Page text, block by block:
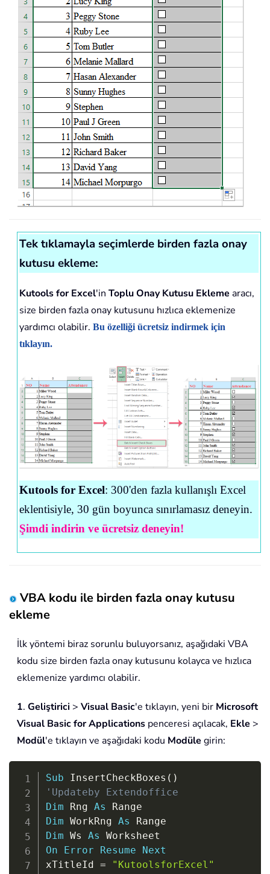
Tek tıklamayla seçimlerde birden fazla onay
kutusu ekleme:
Kutools for Excel'in Toplu Onay Kutusu Ekleme aracı,
size birden fazla onay kutusunu hızlıca eklemenize
yardımcı olabilir. Bu özelliği ücretsiz indirmek için
tıklayın.
Kutools for Excel: 300'den fazla kullanışlı Excel
eklentisiyle, 30 gün boyunca sınırlamasız deneyin.
Şimdi indirin ve ücretsiz deneyin!
VBA kodu ile birden fazla onay kutusu
ekleme
İlk yöntemi biraz sorunlu buluyorsanız, aşağıdaki VBA
kodu size birden fazla onay kutusunu kolayca ve hızlıca
eklemenize yardımcı olabilir.
1. Geliştirici > Visual Basic'e tıklayın, yeni bir Microsoft
Visual Basic for Applications penceresi açılacak, Ekle >
Modül'e tıklayın ve aşağıdaki kodu Modüle girin:
Sub InsertCheckBoxes ( )
'Updateby Extendoffice
Dim Rng As
Dim WorkRng As
Dim Ws As
On
Error Resume
Next
xTitleId =
"KutoolsforExcel"